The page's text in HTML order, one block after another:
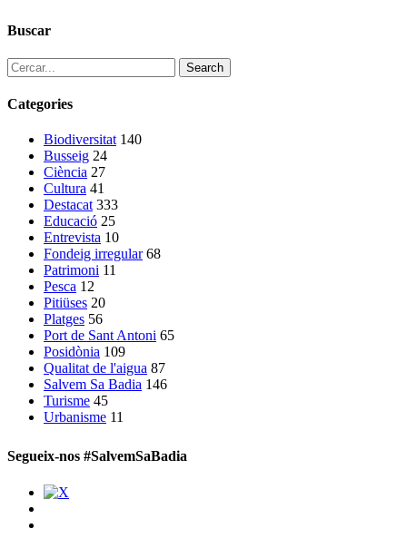
Buscar
Search
Categories
Biodiversitat 140
Busseig 24
Ciència 27
Cultura 41
Destacat 333
Educació 25
Entrevista 10
Fondeig irregular 68
Patrimoni 11
Pesca 12
Pitiüses 20
Platges 56
Port de Sant Antoni 65
Posidònia 109
Qualitat de l'aigua 87
Salvem Sa Badia 146
Turisme 45
Urbanisme 11
Segueix-nos #SalvemSaBadia